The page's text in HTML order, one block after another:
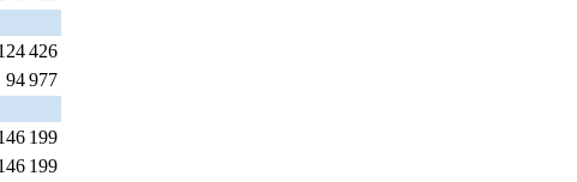
426
94 977
199
199